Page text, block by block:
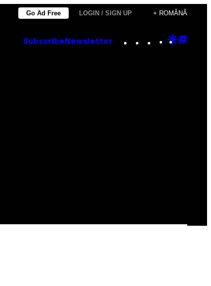
Go Ad Free LOGIN / SIGN UP + ROMÂNĂ
Subscribe Newsletter Instagram
TikTok
YouTube
Google